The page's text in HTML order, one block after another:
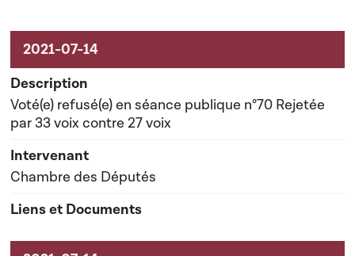
Activités liées au dossier
Voté(e) refusé(e) en séance publique n°70 Rejetée
par 33 voix contre 27 voix
Chambre des Députés